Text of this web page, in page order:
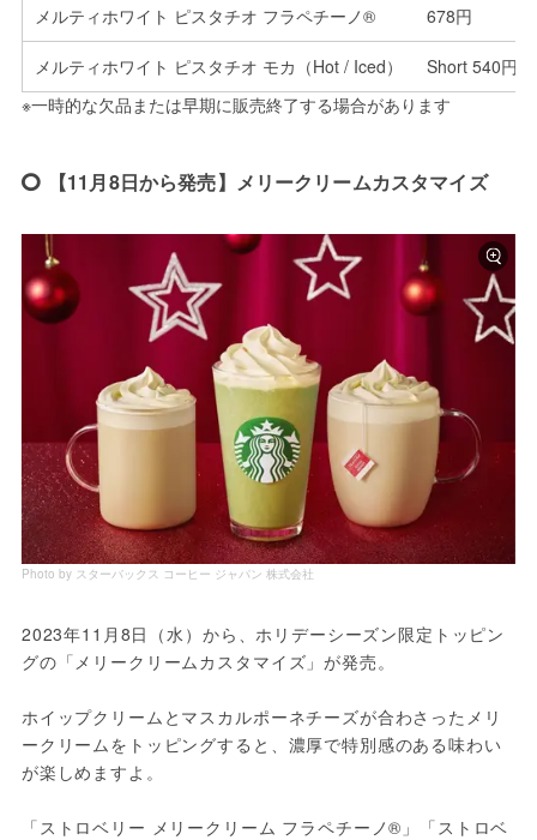
メルティホワイト ピスタチオ フラペチーノ® 678円
メルティホワイト ピスタチオ モカ（Hot / Iced）
Short 540円
※一時的な欠品または早期に販売終了する場合があります
【11月8日から発売】メリークリームカスタマイズ
Photo by スターバックス コーヒー ジャパン 株式会社
2023年11月8日（水）から、ホリデーシーズン限定トッピン
グの「メリークリームカスタマイズ」が発売。
ホイップクリームとマスカルポーネチーズが合わさったメリ
ークリームをトッピングすると、濃厚で特別感のある味わい
が楽しめますよ。
「ストロベリー メリークリーム フラペチーノ®」「ストロベ